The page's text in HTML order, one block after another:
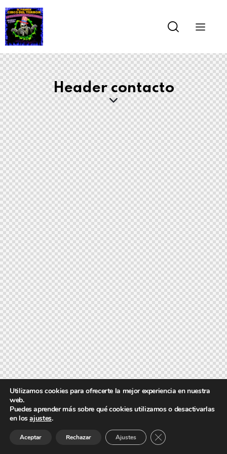
Header contacto
Utilizamos cookies para ofrecerte la mejor experiencia en nuestra
web.
Puedes aprender más sobre qué cookies utilizamos o desactivarlas
en losajustes.
Aceptar Rechazar Ajustes Cerrar el banner de